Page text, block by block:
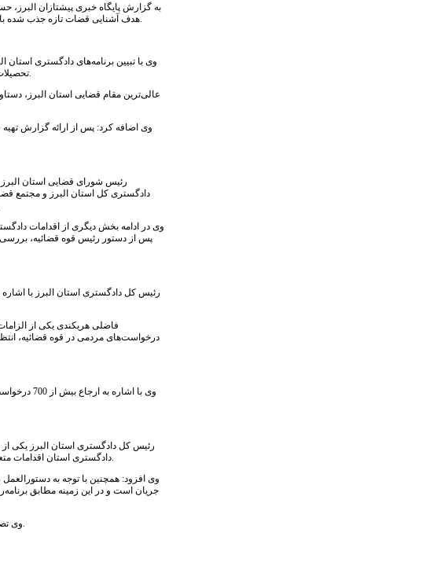
به گزارش پایگاه خبری پیشتازان البرز،
هدف آشنایی قضات تازه جذب شده با شرایط دادگستری و استان برگزار می‌شود و پس از اتمام این دوره تعدادی از کارآموزان قضایی جذب و به مجموعه قضات دادگستری استان البرز اضافه خواهند شد.
وی با تبیین برنامه‌های دادگستری
تحصیلات تکمیلی دانشگاه‌های برتر کشور و نیز فارغ التحصیلان بومی علاقه‌مند به امر قضاوت و کار قضایی را به منظور کارآموزی و اشتغال در دادگستری استان جذب کنیم.
عالی‌ترین مقام قضایی استان البرز،
وی اضافه کرد: پس از ارائه گزارش
دادگستری کل استان البرز و مجتمع
پس از دستور رئیس قوه قضائیه، بررسی
فاضلی هریکندی یکی از
درخواست‌های مردمی در قوه قضائیه،
رئیس کل دادگستری استان البرز یکی
دادگستری استان اقدامات متعددی در ارتباط با ساماندهی و احصای پرونده‌های مسن و رسیدگی به آن با تهیه نرم افزار خاص از طرف معاونت آمار و فناوری اطلاعات دادگستری استان انجام شد.
وی افزود: همچنین با توجه به
جریان است و در این زمینه مطابق
وی تصریح کرد: بر اساس یکی از راهکارهای مدون شده عضویت در کمیسیون‌های شبه قضایی تنها مختص قضات کمک کننده به کاهش پرونده‌های مسن و معوق خواهد بود.